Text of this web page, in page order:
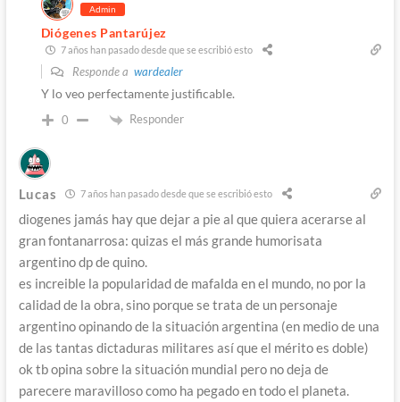
Admin
Diógenes Pantarújez
7 años han pasado desde que se escribió esto
Responde a wardealer
Y lo veo perfectamente justificable.
0 Responder
Lucas 7 años han pasado desde que se escribió esto
diogenes jamás hay que dejar a pie al que quiera acerarse al
gran fontanarrosa: quizas el más grande humorisata
argentino dp de quino.
es increible la popularidad de mafalda en el mundo, no por la
calidad de la obra, sino porque se trata de un personaje
argentino opinando de la situación argentina (en medio de una
de las tantas dictaduras militares así que el mérito es doble)
ok tb opina sobre la situación mundial pero no deja de
parecere maravilloso como ha pegado en todo el planeta.